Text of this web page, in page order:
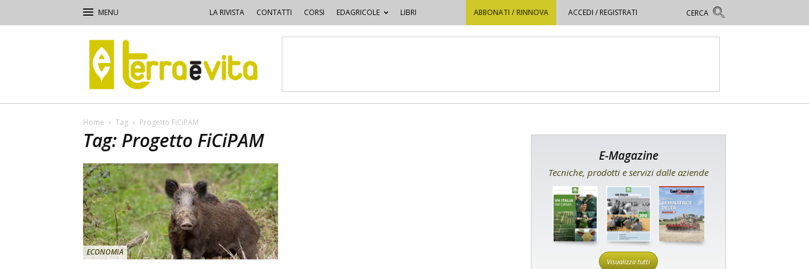
LA RIVISTA CONTATTI CORSI EDAGRICOLE LIBRI ABBONATI / RINNOVA ACCEDI / REGISTRATI
Terra
e
Vita
Home Tag Progetto FiCiPAM
Tag: Progetto FiCiPAM
ECONOMIA
E-Magazine
Tecniche, prodotti e servizi dalle aziende
Visualizza tutti